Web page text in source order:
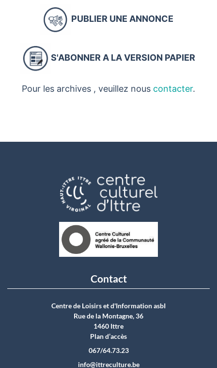
PUBLIER UNE ANNONCE
S'ABONNER A LA VERSION PAPIER
Pour les archives , veuillez nous contacter.
Contact
Centre de Loisirs et d'Information asbI
Rue de la Montagne, 36
1460 Ittre
Plan d’accès
067/64.73.23
info@ittreculture.be